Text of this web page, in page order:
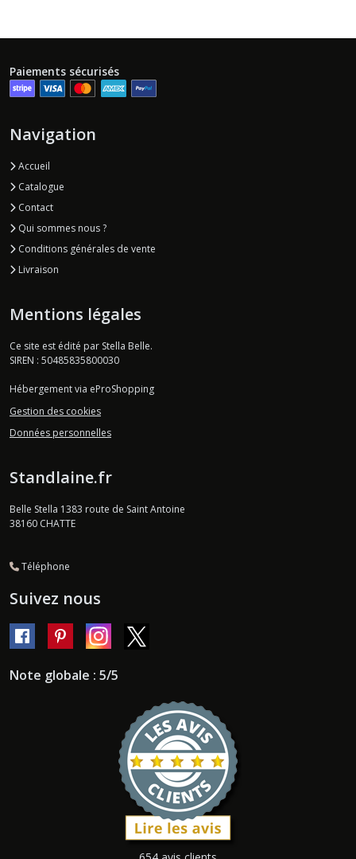
Paiements sécurisés
Navigation
Accueil
Catalogue
Contact
Qui sommes nous ?
Conditions générales de vente
Livraison
Mentions légales
Ce site est édité par Stella Belle.
SIREN : 50485835800030
Hébergement via eProShopping
Gestion des cookies
Données personnelles
Standlaine.fr
Belle Stella 1383 route de Saint Antoine
38160 CHATTE
Téléphone
Suivez nous
Note globale : 5/5